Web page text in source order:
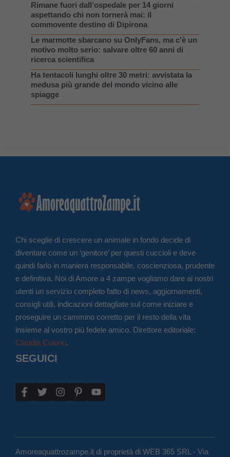
Rimane fuori dall’ospedale per 14 giorni
aspettando chi non tornerà mai: il
commovente destino di Dipirona
Le marmotte sbarcano su OnlyFans, ma c’è un
motivo molto serio: salvare oltre 60 anni di
ricerca scientifica
Ha tentacoli lunghi oltre 30 metri: avvistata la
medusa più grande del mondo vicino alle
spiagge
Chi sceglie di crescere un animale in fondo decide di
diventare come un ‘genitore’ per questi cuccioli e deve
quindi farlo in maniera responsabile, coscienziosa, prudente
e definitiva. Noi di Amore a 4 zampe vogliamo dare ai nostri
utenti un servizio completo fatto di news, aggiornamenti,
consigli utili, indicazioni dettagliate sul come iniziare e
proseguire un cammino corretto per il resto della vita
insieme al vostro più fedele amico. Direttore editoriale:
Claudia Colono.
SEGUICI
Amoreaquattrozampe.it di proprietà di WEB 365 SRL - Via